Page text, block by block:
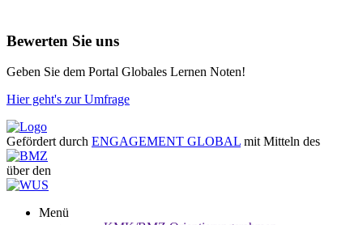
Bewerten Sie uns
Geben Sie dem Portal Globales Lernen Noten!
Hier geht's zur Umfrage
Gefördert durch ENGAGEMENT GLOBAL mit Mitteln des
über den
Menü